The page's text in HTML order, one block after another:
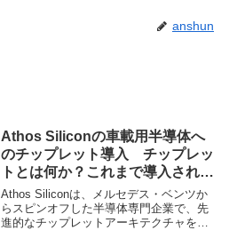
anshun
Athos Siliconの車載用半導体へ
のチップレット導入 チップレッ
トとは何か？これまで導入されて
いなかった理由は何か？
Athos Siliconは、メルセデス・ベンツか
らスピンオフした半導体専門企業で、先
進的なチップレットアーキテクチャを車